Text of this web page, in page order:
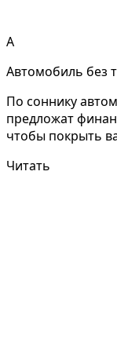
А
Автомобиль без
По соннику
предложат
чтобы покрыть
Читать